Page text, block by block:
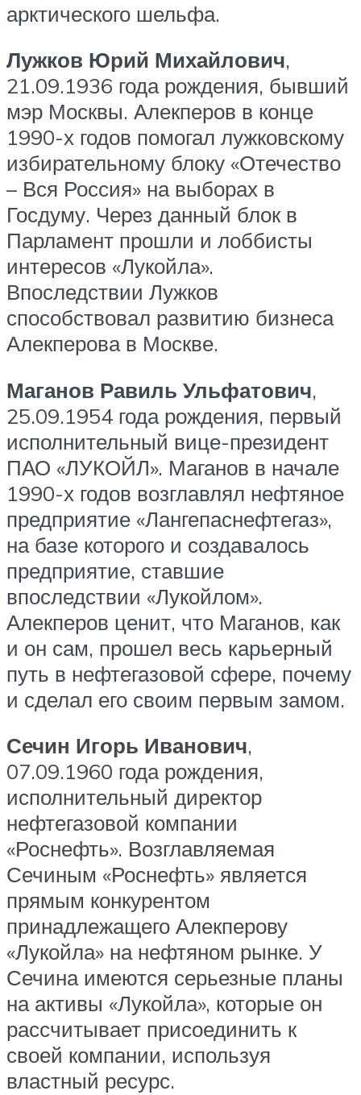
арктического шельфа.
Лужков Юрий Михайлович,
21.09.1936 года рождения, бывший
мэр Москвы. Алекперов в конце
1990-х годов помогал лужковскому
избирательному блоку «Отечество
– Вся Россия» на выборах в
Госдуму. Через данный блок в
Парламент прошли и лоббисты
интересов «Лукойла».
Впоследствии Лужков
способствовал развитию бизнеса
Алекперова в Москве.
Маганов Равиль Ульфатович,
25.09.1954 года рождения, первый
исполнительный вице-президент
ПАО «ЛУКОЙЛ». Маганов в начале
1990-х годов возглавлял нефтяное
предприятие «Лангепаснефтегаз»,
на базе которого и создавалось
предприятие, ставшие
впоследствии «Лукойлом».
Алекперов ценит, что Маганов, как
и он сам, прошел весь карьерный
путь в нефтегазовой сфере, почему
и сделал его своим первым замом.
Сечин Игорь Иванович,
07.09.1960 года рождения,
исполнительный директор
нефтегазовой компании
«Роснефть». Возглавляемая
Сечиным «Роснефть» является
прямым конкурентом
принадлежащего Алекперову
«Лукойла» на нефтяном рынке. У
Сечина имеются серьезные планы
на активы «Лукойла», которые он
рассчитывает присоединить к
своей компании, используя
властный ресурс.